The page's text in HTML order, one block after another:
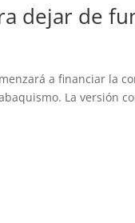
dejar de
a financiar la
La versión